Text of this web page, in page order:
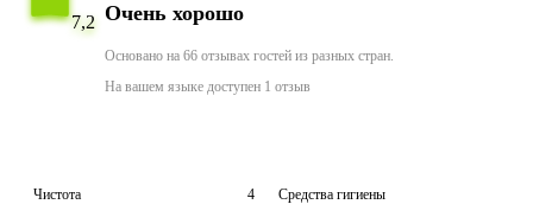
7,2 Очень хорошо
Основано на 66 отзывах гостей из разных стран.
На вашем языке доступен 1 отзыв
Чистота 4 Средства гигиены